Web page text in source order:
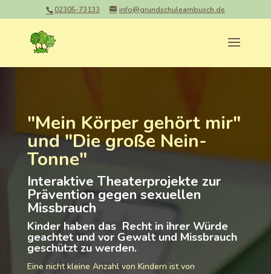
02305-73133 info@grundschuleambusch.de
"Mein Körper gehört mir"
und "Die große Nein-
Tonne"
Interaktive Theaterprojekte zur
Prävention gegen sexuellen
Missbrauch
Kinder haben das Recht in ihrer Würde
geachtet und vor Gewalt und Missbrauch
geschützt zu werden.
Eine nicht kleine Anzahl von Kindern ist von